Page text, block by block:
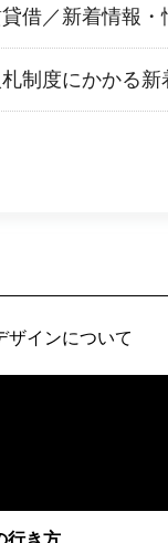
借／新着情報・
札制度にかかる新
ザインについて